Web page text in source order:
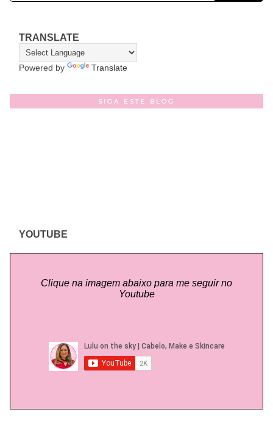
TRANSLATE
Powered by Translate
SIGA ESTE BLOG
YOUTUBE
Clique na imagem abaixo para me seguir no
Youtube